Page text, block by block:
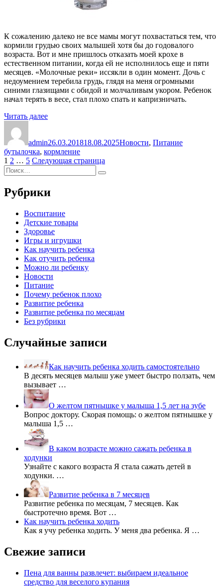
К сожалению далеко не все мамы могут похвастаться тем, что
кормили грудью своих малышей хотя бы до годовалого
возраста. Вот и мне пришлось отказать моей крохе в
естественном питании, когда ей не исполнилось еще и пяти
месяцев. «Молочные реки» иссякли в один момент. Дочь с
недоумением теребила грудь, глядя на меня огромными
синими глазищами с обидой и молчаливым укором. Ребенок
начал терять в весе, стал плохо спать и капризничать.
Читать далее«С
давать
молоко»
admin26.03.201818.08.2025Новости, Питание
бутылочка, кормление
Пагинация
записей
Страница
1 Страница
2 … Страница
5 Следующая страница
Искать:
Поиск
Рубрики
Воспитание
Детские товары
Здоровье
Игры и игрушки
Как научить ребенка
Как отучить ребенка
Можно ли ребенку
Новости
Питание
Почему ребенок плохо
Развитие ребенка
Развитие ребенка по месяцам
Без рубрики
Случайные записи
Как научить ребенка ходить самостоятельно
В десять месяцев малыш уже умеет быстро ползать, чем
вызывает …
О желтом пятнышке у малыша 1,5 лет на зубе
Вопрос доктору. Скорая помощь: о желтом пятнышке у
малыша 1,5 …
В каком возрасте можно сажать ребенка в
ходунки
Узнайте с какого возраста Я стала сажать детей в
ходунки. …
Развитие ребенка в 7 месяцев
Развитие ребенка по месяцам, 7 месяцев. Как
быстротечно время. Вот …
Как научить ребенка ходить
Как я учу ребенка ходить. У меня два ребенка. Я …
Свежие записи
Пена для ванны развлечет: выбираем идеальное
средство для веселого купания